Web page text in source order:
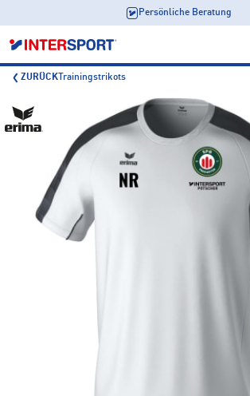
Persönliche Beratung
ZURÜCKTrainingstrikots